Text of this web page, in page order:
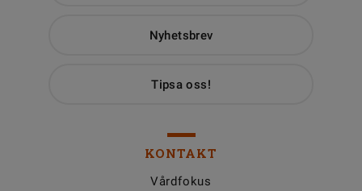
Nyhetsbrev
Tipsa oss!
KONTAKT
Vårdfokus